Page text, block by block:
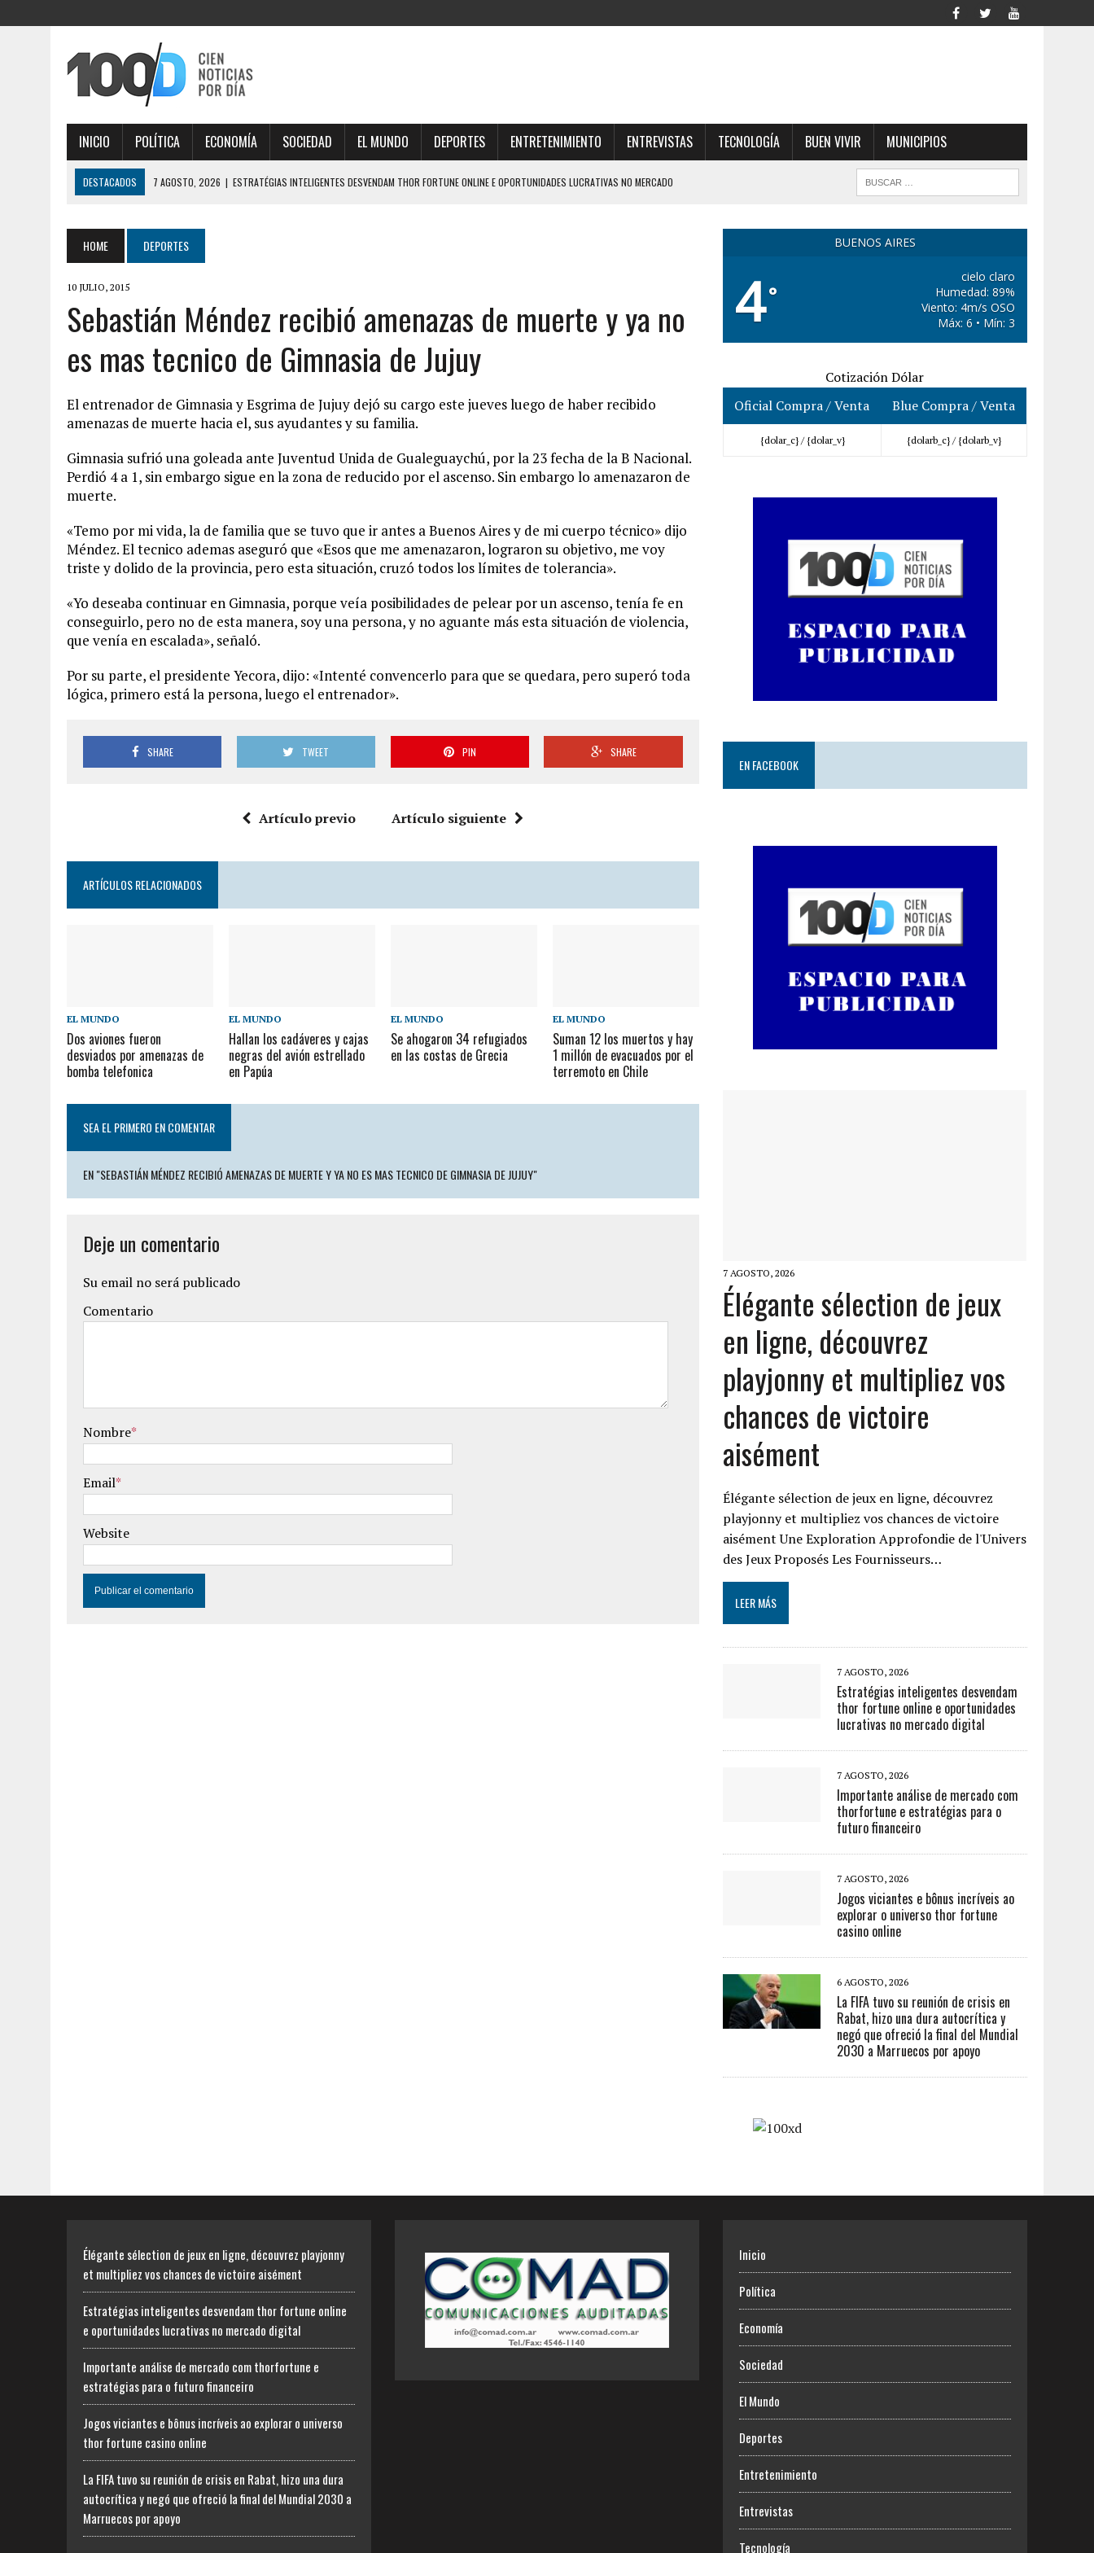
INICIO POLÍTICA ECONOMÍA SOCIEDAD EL MUNDO DEPORTES ENTRETENIMIENTO ENTREVISTAS TECNOLOGÍA BUEN VIVIR MUNICIPIOS
DESTACADOS 7 AGOSTO, 2026 | ESTRATÉGIAS INTELIGENTES DESVENDAM THOR FORTUNE ONLINE E OPORTUNIDADES LUCRATIVAS NO MERCADO
7 AGOSTO, 2026 | JOGOS VICIANTES E BÔNUS INCRÍVEIS AO EXPLORAR O UNIVERSO THOR FORTUNE CASINO ONLINE
6 AGOSTO, 2026
MARRUECOS POR APOYO
HOME DEPORTES
10 JULIO, 2015
Sebastián Méndez recibió amenazas de muerte y ya no
es mas tecnico de Gimnasia de Jujuy
El entrenador de Gimnasia y Esgrima de Jujuy dejó su cargo este jueves luego de haber recibido
amenazas de muerte hacia el, sus ayudantes y su familia.
Gimnasia sufrió una goleada ante Juventud Unida de Gualeguaychú, por la 23 fecha de la B Nacional.
Perdió 4 a 1, sin embargo sigue en la zona de reducido por el ascenso. Sin embargo lo amenazaron de
muerte.
«Temo por mi vida, la de familia que se tuvo que ir antes a Buenos Aires y de mi cuerpo técnico» dijo
Méndez. El tecnico ademas aseguró que «Esos que me amenazaron, lograron su objetivo, me voy
triste y dolido de la provincia, pero esta situación, cruzó todos los límites de tolerancia».
«Yo deseaba continuar en Gimnasia, porque veía posibilidades de pelear por un ascenso, tenía fe en
conseguirlo, pero no de esta manera, soy una persona, y no aguante más esta situación de violencia,
que venía en escalada», señaló.
Por su parte, el presidente Yecora, dijo: «Intenté convencerlo para que se quedara, pero superó toda
lógica, primero está la persona, luego el entrenador».
SHARE TWEET PIN SHARE
Artículo previo Artículo siguiente
ARTÍCULOS RELACIONADOS
EL MUNDO
Dos aviones fueron
desviados por amenazas de
bomba telefonica
EL MUNDO
Hallan los cadáveres y cajas
negras del avión estrellado
en Papúa
EL MUNDO
Se ahogaron 34 refugiados
en las costas de Grecia
EL MUNDO
Suman 12 los muertos y hay
1 millón de evacuados por el
terremoto en Chile
SEA EL PRIMERO EN COMENTAR
EN "SEBASTIÁN MÉNDEZ RECIBIÓ AMENAZAS DE MUERTE Y YA NO ES MAS TECNICO DE GIMNASIA DE JUJUY"
Deje un comentario
Su email no será publicado
Comentario
Nombre*
Email*
Website
BUENOS AIRES
4°
cielo claro
Humedad: 89%
Viento: 4m/s OSO
Máx: 6 • Mín: 3
Cotización Dólar
Oficial Compra / Venta
Blue Compra / Venta
{dolar_c} / {dolar_v} {dolarb_c} / {dolarb_v}
EN FACEBOOK
7 AGOSTO, 2026
Élégante sélection de jeux
en ligne, découvrez
playjonny et multipliez vos
chances de victoire
aisément
Élégante sélection de jeux en ligne, découvrez
playjonny et multipliez vos chances de victoire
aisément Une Exploration Approfondie de l'Univers
des Jeux Proposés Les Fournisseurs…
LEER MÁS
7 AGOSTO, 2026
Estratégias inteligentes desvendam
thor fortune online e oportunidades
lucrativas no mercado digital
7 AGOSTO, 2026
Importante análise de mercado com
thorfortune e estratégias para o
futuro financeiro
7 AGOSTO, 2026
Jogos viciantes e bônus incríveis ao
explorar o universo thor fortune
casino online
6 AGOSTO, 2026
La FIFA tuvo su reunión de crisis en
Rabat, hizo una dura autocrítica y
negó que ofreció la final del Mundial
2030 a Marruecos por apoyo
Élégante sélection de jeux en ligne, découvrez playjonny
et multipliez vos chances de victoire aisément
Estratégias inteligentes desvendam thor fortune online
e oportunidades lucrativas no mercado digital
Importante análise de mercado com thorfortune e
estratégias para o futuro financeiro
Jogos viciantes e bônus incríveis ao explorar o universo
thor fortune casino online
La FIFA tuvo su reunión de crisis en Rabat, hizo una dura
autocrítica y negó que ofreció la final del Mundial 2030 a
Marruecos por apoyo
Inicio
Política
Economía
Sociedad
El Mundo
Deportes
Entretenimiento
Entrevistas
Tecnología